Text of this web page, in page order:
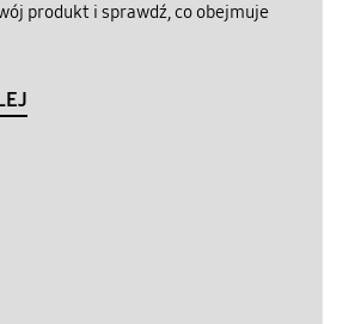
produkt i sprawdź, co obejmuje